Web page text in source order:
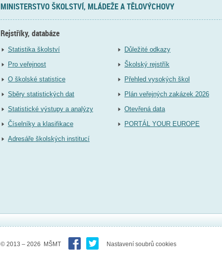
MINISTERSTVO ŠKOLSTVÍ, MLÁDEŽE A TĚLOVÝCHOVY
Rejstříky, databáze
Statistika školství
Pro veřejnost
O školské statistice
Sběry statistických dat
Statistické výstupy a analýzy
Číselníky a klasifikace
Adresáře školských institucí
Důležité odkazy
Školský rejstřík
Přehled vysokých škol
Plán veřejných zakázek 2026
Otevřená data
PORTÁL YOUR EUROPE
© 2013 – 2026 MŠMT Nastavení soubrů cookies